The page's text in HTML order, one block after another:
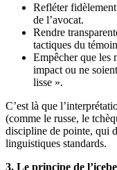
Refléter
de l’avocat.
Rendre
tactiques du
Empêcher que les
impact ou ne
lisse ».
C’est là que
(comme le russe, le
discipline de pointe, qui
linguistiques standards.
3. Le principe de